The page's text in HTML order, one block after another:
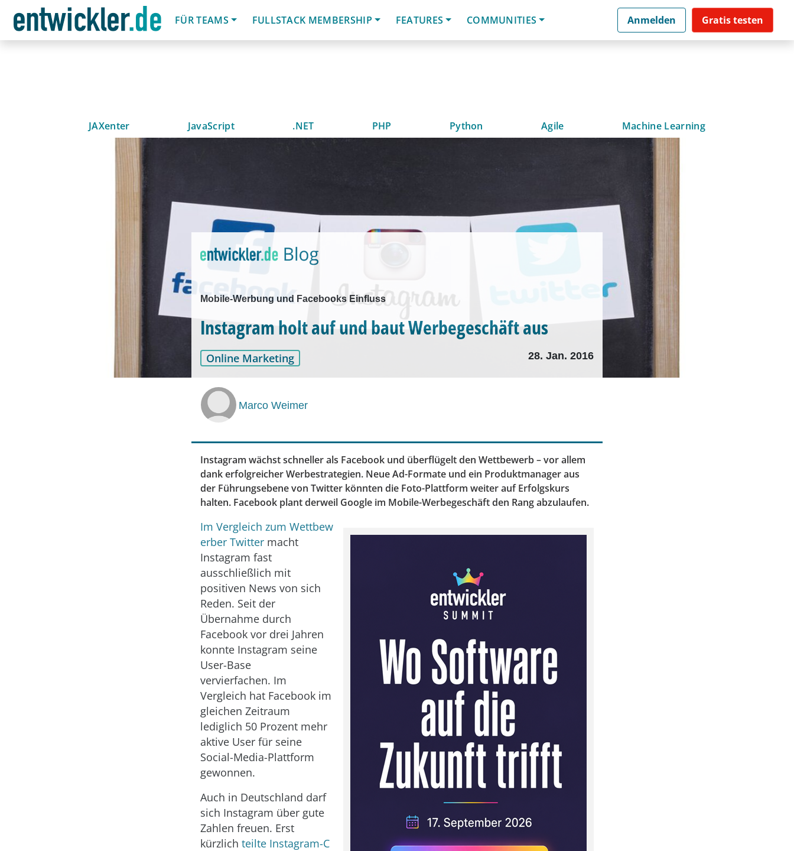
FÜR TEAMS
FULLSTACK MEMBERSHIP FEATURES COMMUNITIES Anmelden Gratis testen
JAXenter JavaScript .NET PHP Python Agile Machine Learning
Mobile-Werbung und Facebooks Einfluss
Instagram holt auf und baut Werbegeschäft aus
Online Marketing 28. Jan. 2016
Marco Weimer
Instagram wächst schneller als Facebook und überflügelt den Wettbewerb – vor allem
dank erfolgreicher Werbestrategien. Neue Ad-Formate und ein Produktmanager aus
der Führungsebene von Twitter könnten die Foto-Plattform weiter auf Erfolgskurs
halten. Facebook plant derweil Google im Mobile-Werbegeschäft den Rang abzulaufen.
Im Vergleich zum Wettbew
erber Twitter macht
Instagram fast
ausschließlich mit
positiven News von sich
Reden. Seit der
Übernahme durch
Facebook vor drei Jahren
konnte Instagram seine
User-Base
vervierfachen. Im
Vergleich hat Facebook im
gleichen Zeitraum
lediglich 50 Prozent mehr
aktive User für seine
Social-Media-Plattform
gewonnen.
Auch in Deutschland darf
sich Instagram über gute
Zahlen freuen. Erst
kürzlich teilte Instagram-C